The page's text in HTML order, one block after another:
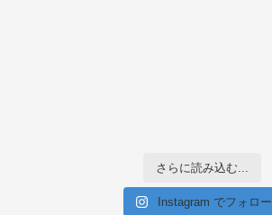
さらに読み込む...
Instagram でフォロー